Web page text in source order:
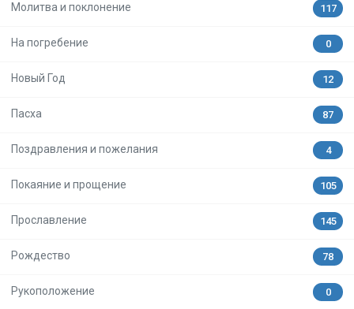
Молитва и поклонение 117
На погребение 0
Новый Год 12
Пасха 87
Поздравления и пожелания 4
Покаяние и прощение 105
Прославление 145
Рождество 78
Рукоположение 0